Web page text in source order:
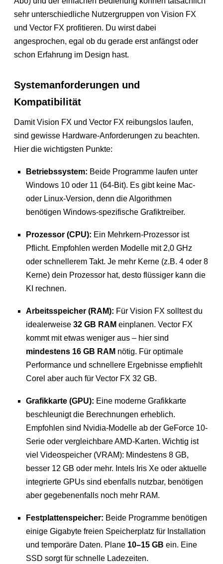
sehr unterschiedliche Nutzergruppen von Vision FX
und Vector FX profitieren. Du wirst dabei
angesprochen, egal ob du gerade erst anfängst oder
schon Erfahrung im Design hast.
Systemanforderungen und
Kompatibilität
Damit Vision FX und Vector FX reibungslos laufen,
sind gewisse Hardware-Anforderungen zu beachten.
Hier die wichtigsten Punkte:
Betriebssystem: Beide Programme laufen unter
Windows 10 oder 11 (64-Bit). Es gibt keine Mac-
oder Linux-Version, denn die Algorithmen
benötigen Windows-spezifische Grafiktreiber.
Prozessor (CPU): Ein Mehrkern-Prozessor ist
Pflicht. Empfohlen werden Modelle mit 2,0 GHz
oder schnellerem Takt. Je mehr Kerne (z.B. 4 oder 8
Kerne) dein Prozessor hat, desto flüssiger kann die
KI rechnen.
Arbeitsspeicher (RAM): Für Vision FX solltest du
idealerweise32 GB RAM einplanen. Vector FX
kommt mit etwas weniger aus – hier sind
mindestens 16 GB RAM nötig. Für optimale
Performance und schnellere Ergebnisse empfiehlt
Corel aber auch für Vector FX 32 GB.
Grafikkarte (GPU): Eine moderne Grafikkarte
beschleunigt die Berechnungen erheblich.
Empfohlen sind Nvidia-Modelle ab der GeForce 10-
Serie oder vergleichbare AMD-Karten. Wichtig ist
viel Videospeicher (VRAM): Mindestens 8 GB,
besser 12 GB oder mehr. Intels Iris Xe oder aktuelle
integrierte GPUs sind ebenfalls nutzbar, benötigen
aber gegebenenfalls noch mehr RAM.
Festplattenspeicher: Beide Programme benötigen
einige Gigabyte freien Speicherplatz für Installation
und temporäre Daten. Plane 10–15 GB ein. Eine
SSD sorgt für schnelle Ladezeiten.